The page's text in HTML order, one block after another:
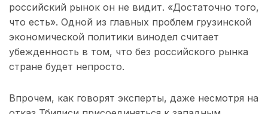
российский рынок он не видит. «Достаточно того,
что есть». Одной из главных проблем грузинской
экономической политики винодел считает
убежденность в том, что без российского рынка
стране будет непросто.
Впрочем, как говорят эксперты, даже несмотря на